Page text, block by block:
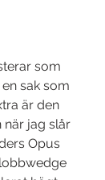
som
sak som
är den
när jag slår
Opus